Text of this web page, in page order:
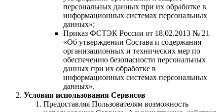
персональных данных при их обработке в
информационных системах персональных
данных»;
Приказ ФСТЭК России от 18.02.2013 № 21
«Об утверждении Состава и содержания
организационных и технических мер по
обеспечению безопасности персональных
данных при их обработке в
информационных системах персональных
данных».
Условия использования Сервисов
Предоставляя Пользователям возможность